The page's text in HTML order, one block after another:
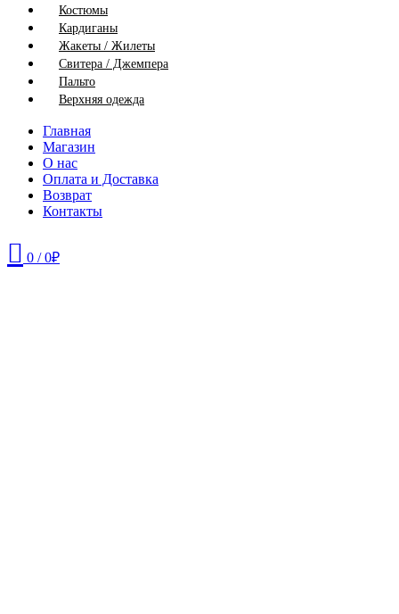
Костюмы
Кардиганы
Жакеты / Жилеты
Свитера / Джемпера
Пальто
Верхняя одежда
Главная
Магазин
О нас
Оплата и Доставка
Возврат
Контакты
0 / 0₽